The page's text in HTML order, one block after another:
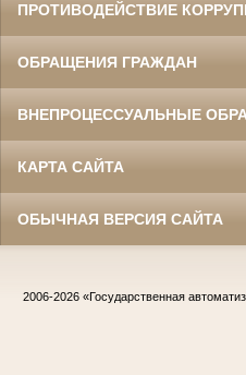
ПРОТИВОДЕЙСТВИЕ
ОБРАЩЕНИЯ ГРАЖДАН
ВНЕПРОЦЕССУАЛЬНЫЕ
КАРТА САЙТА
ОБЫЧНАЯ ВЕРСИЯ САЙТА
2006-2026 «Государственная